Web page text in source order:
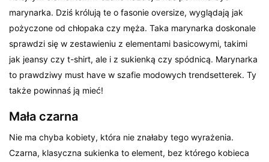
marynarka. Dziś królują te o fasonie oversize, wyglądają jak
pożyczone od chłopaka czy męża. Taka marynarka doskonale
sprawdzi się w zestawieniu z elementami basicowymi, takimi
jak jeansy czy t-shirt, ale i z sukienką czy spódnicą. Marynarka
to prawdziwy must have w szafie modowych trendsetterek. Ty
także powinnaś ją mieć!
Mała czarna
Nie ma chyba kobiety, która nie znałaby tego wyrażenia.
Czarna, klasyczna sukienka to element, bez którego kobieca